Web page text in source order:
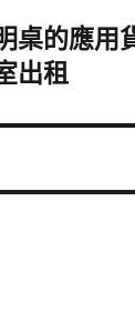
桌的應用
出租